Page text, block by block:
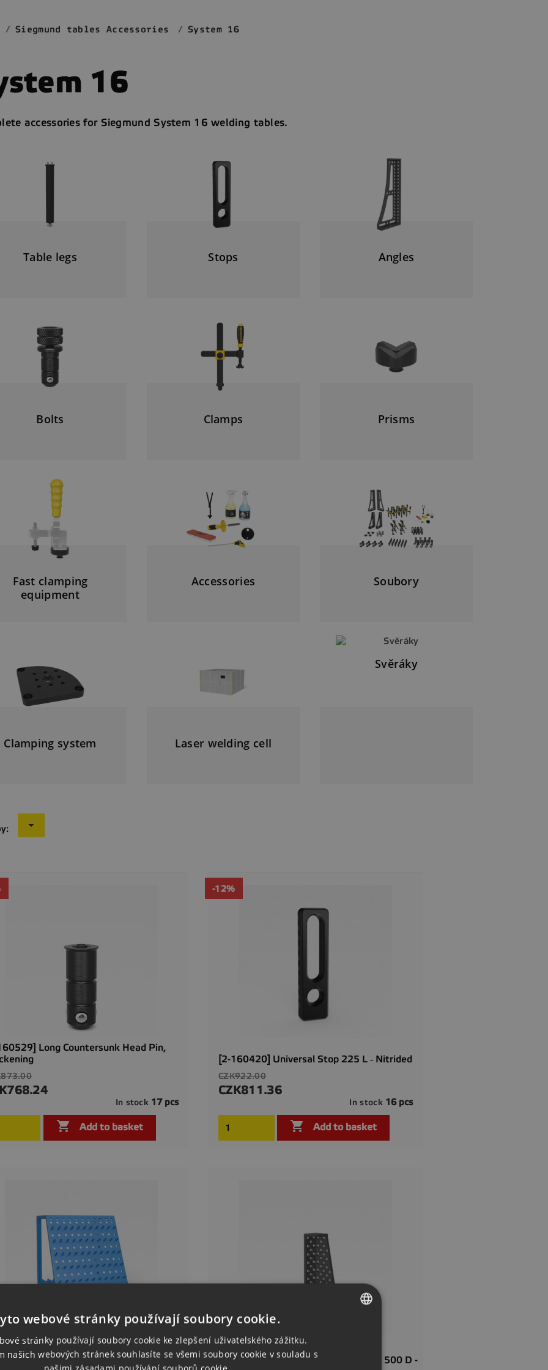
Siegmund tables Accessories System 16
16
accessories for Siegmund System 16 welding tables.
Table legs Stops Angles
Bolts Clamps Prisms
Fast clamping
equipment
Accessories Soubory
Clamping system Laser welding cell
Svěráky

Long Countersunk Head Pin,
In stock 17 pcs
 Add to basket
Quick view
[2-160420] Universal Stop 225 L ‐ Nitrided
Regular
price
CZK922.00
-12%
Price
CZK811.36
In stock 16 pcs
 Add to basket
Quick view
[2-160142.N] Clamping Angle - Stop 500 D -
webové stránky používají soubory cookie.
stránky používají soubory cookie ke zlepšení uživatelského zážitku.
našich webových stránek souhlasíte se všemi soubory cookie v souladu s